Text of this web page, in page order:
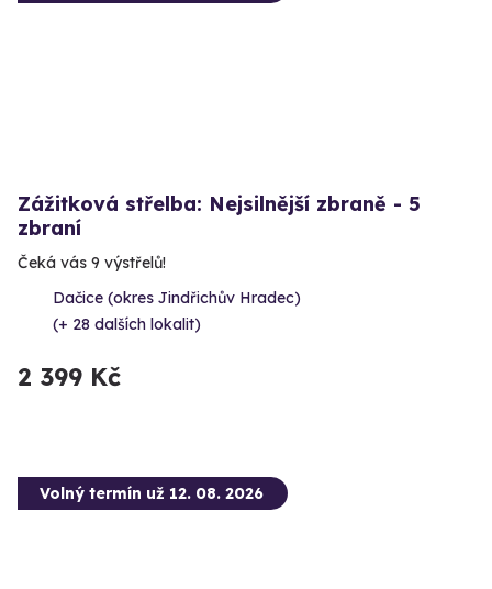
Zážitková střelba: Nejsilnější zbraně - 5
zbraní
Čeká vás 9 výstřelů!
Dačice (okres Jindřichův Hradec)
(+ 28 dalších lokalit)
2 399 Kč
Volný termín už 12. 08. 2026